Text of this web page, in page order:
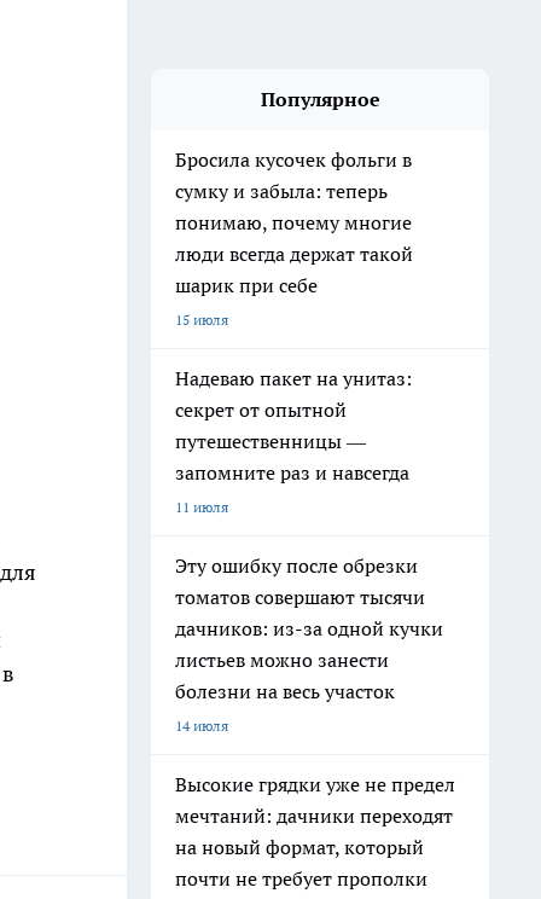
Популярное
Бросила кусочек фольги в
сумку и забыла: теперь
понимаю, почему многие
люди всегда держат такой
шарик при себе
15 июля
Надеваю пакет на унитаз:
секрет от опытной
путешественницы —
запомните раз и навсегда
11 июля
Эту ошибку после обрезки
томатов совершают тысячи
дачников: из-за одной кучки
листьев можно занести
болезни на весь участок
14 июля
Высокие грядки уже не предел
мечтаний: дачники переходят
на новый формат, который
почти не требует прополки